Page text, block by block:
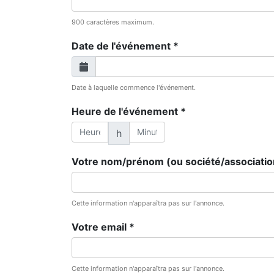
900 caractères maximum.
Date de l'événement *
Date à laquelle commence l'événement.
Heure de l'événement *
h
Votre nom/prénom (ou société/
Cette information n'apparaîtra pas sur l'annonce.
Votre email *
Cette information n'apparaîtra pas sur l'annonce.